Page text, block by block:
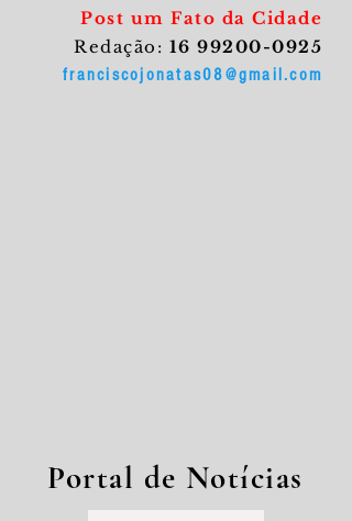
Post um Fato da Cidade
Redação: 16 99200-0925
franciscojonatas08@gmail.com
Portal de Notícias